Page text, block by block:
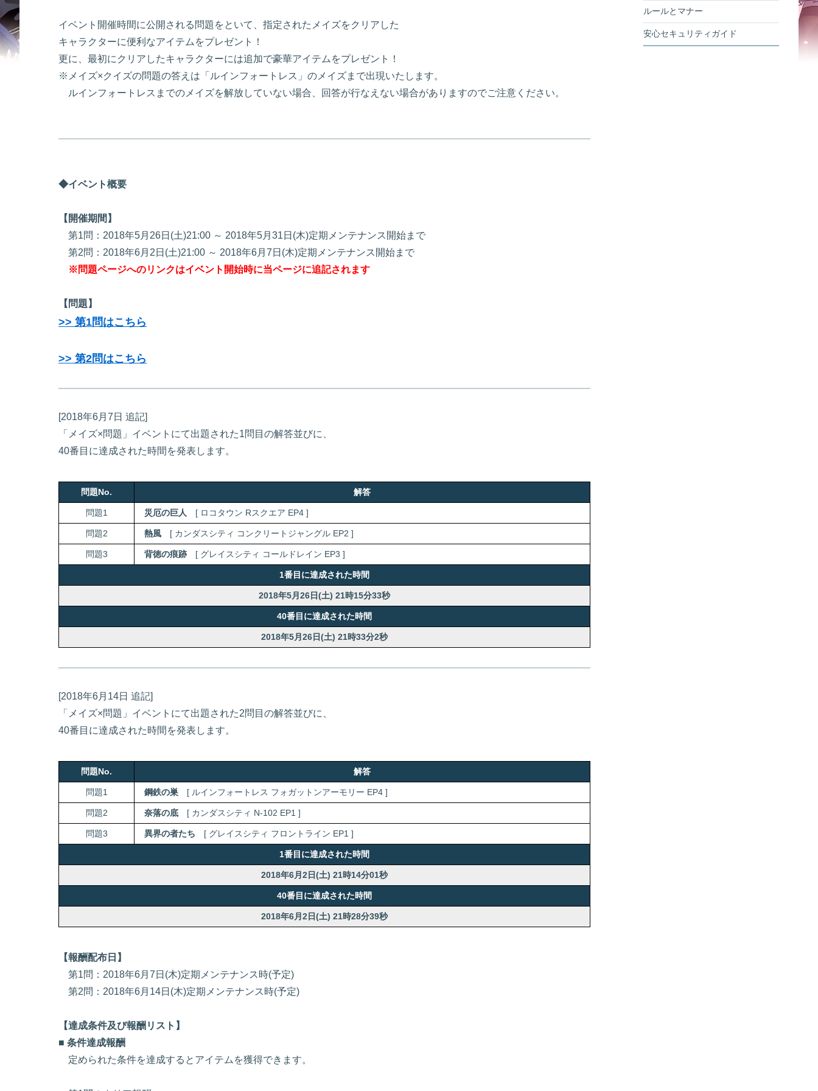
イベント開催時間に公開される問題をといて、指定されたメイズをクリアした
キャラクターに便利なアイテムをプレゼント！
更に、最初にクリアしたキャラクターには追加で豪華アイテムをプレゼント！
※メイズ×クイズの問題の答えは「ルインフォートレス」のメイズまで出現いたします。
ルインフォートレスまでのメイズを解放していない場合、回答が行なえない場合がありますのでご注意ください。
◆イベント概要
【開催期間】
第1問：2018年5月26日(土)21:00 ～ 2018年5月31日(木)定期メンテナンス開始まで
第2問：2018年6月2日(土)21:00 ～ 2018年6月7日(木)定期メンテナンス開始まで
※問題ページへのリンクはイベント開始時に当ページに追記されます
【問題】
>> 第1問はこちら
>> 第2問はこちら
[2018年6月7日 追記]
「メイズ×問題」イベントにて出題された1問目の解答並びに、
40番目に達成された時間を発表します。
問題No. 解答
問題1 災厄の巨人 [ ロコタウン Rスクエア EP4 ]
問題2 熱風 [ カンダスシティ コンクリートジャングル EP2 ]
問題3 背徳の痕跡[ グレイスシティ コールドレイン EP3 ]
1番目に達成された時間
2018年5月26日(土) 21時15分33秒
40番目に達成された時間
2018年5月26日(土) 21時33分2秒
[2018年6月14日 追記]
「メイズ×問題」イベントにて出題された2問目の解答並びに、
40番目に達成された時間を発表します。
問題No. 解答
問題1 鋼鉄の巣 [ ルインフォートレス フォガットンアーモリー EP4 ]
問題2 奈落の底 [ カンダスシティ N-102 EP1 ]
問題3 異界の者たち [ グレイスシティ フロントライン EP1 ]
1番目に達成された時間
2018年6月2日(土) 21時14分01秒
40番目に達成された時間
2018年6月2日(土) 21時28分39秒
【報酬配布日】
第1問：2018年6月7日(木)定期メンテナンス時(予定)
第2問：2018年6月14日(木)定期メンテナンス時(予定)
【達成条件及び報酬リスト】
■ 条件達成報酬
定められた条件を達成するとアイテムを獲得できます。
ルールとマナー
安心セキュリティガイド